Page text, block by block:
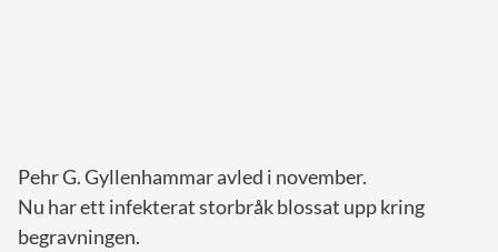
Monacos furstehus
Pehr G. Gyllenhammar avled i november.
Nu har ett infekterat storbråk blossat upp kring
begravningen.